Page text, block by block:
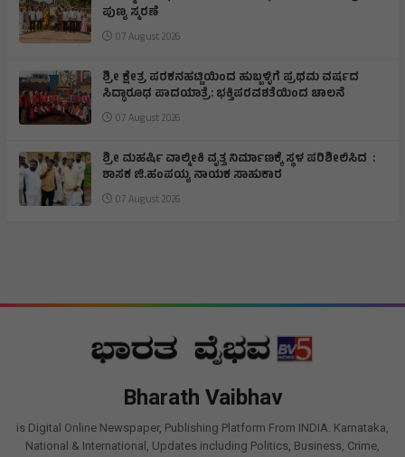
ಪುಣ್ಯ ಸ್ಮರಣೆ
07 August 2026
​ಶ್ರೀ ಕ್ಷೇತ್ರ ಪರಕನಹಟ್ಟಿಯಿಂದ ಹುಬ್ಬಳ್ಳಿಗೆ ಪ್ರಥಮ ವರ್ಷದ
ಸಿದ್ಧಾರೂಢ ಪಾದಯಾತ್ರೆ: ಭಕ್ತಿಪರವಶತೆಯಿಂದ ಚಾಲನೆ
07 August 2026
ಶ್ರೀ ಮಹರ್ಷಿ ವಾಲ್ಮೀಕಿ ವೃತ್ತ ನಿರ್ಮಾಣಕ್ಕೆ ಸ್ಥಳ ಪರಿಶೀಲಿಸಿದ :
ಶಾಸಕ ಜಿ.ಹಂಪಯ್ಯ ನಾಯಕ ಸಾಹುಕಾರ
07 August 2026
Bharath Vaibhav
is Digital Online Newspaper, Publishing Platform From INDIA. Karnataka,
National & International, Updates including Politics, Business, Crime,